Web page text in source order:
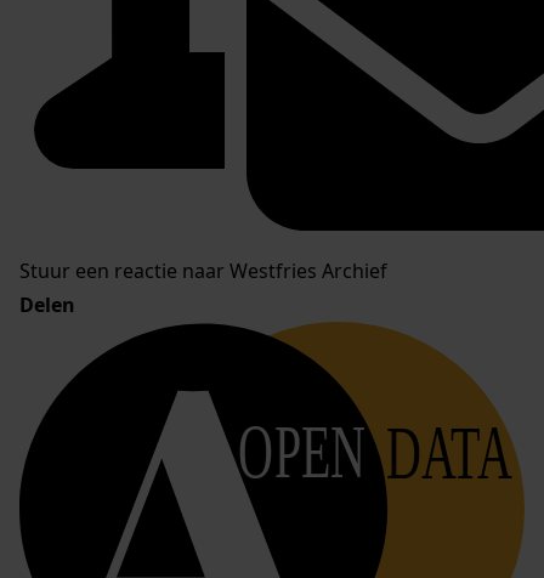
Stuur een reactie naar Westfries Archief
Delen
OPEN DATA